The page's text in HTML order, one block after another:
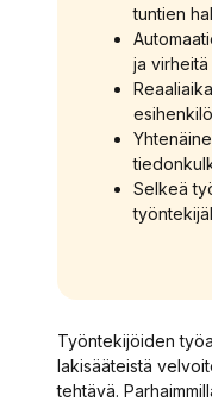
tuntien
ja virheitä
Selkeä
Työntekijöiden
lakisääteistä
tehtävä.